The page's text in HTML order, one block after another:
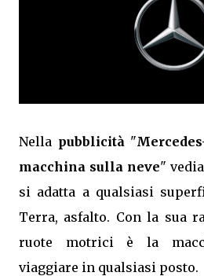
Nella pubblicità "
macchina sulla neve"
si adatta a qualsiasi
Terra, asfalto. Con la sua
ruote motrici è la
viaggiare in qualsiasi posto.